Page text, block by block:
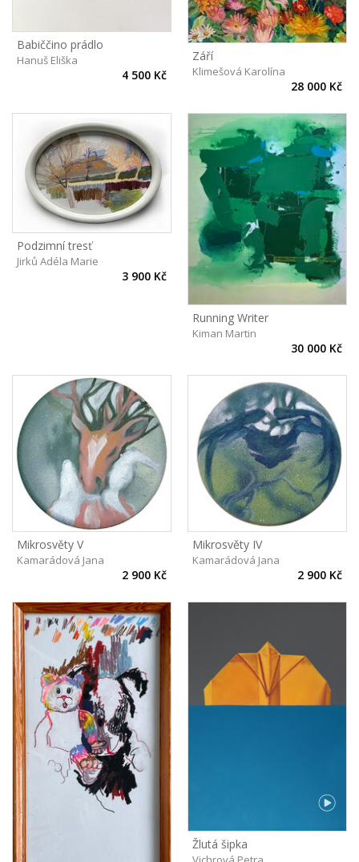
Babiččino prádlo
Hanuš Eliška
4 500 Kč
Září
Klimešová Karolína
28 000 Kč
Podzimní tresť
Jirků Adéla Marie
3 900 Kč
Running Writer
Kiman Martin
30 000 Kč
Mikrosvěty V
Kamarádová Jana
2 900 Kč
Mikrosvěty IV
Kamarádová Jana
2 900 Kč
Žlutá šipka